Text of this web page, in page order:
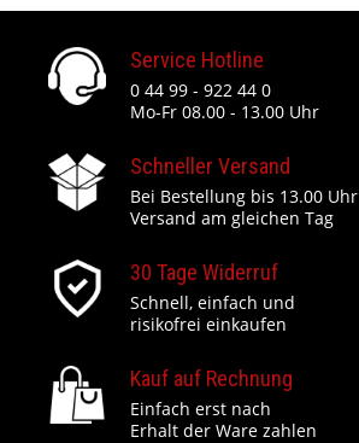
Service Hotline
0 44 99 - 922 44 0
Mo-Fr 08.00 - 13.00 Uhr
Schneller Versand
Bei Bestellung bis 13.00 Uhr
Versand am gleichen Tag
30 Tage Widerruf
Schnell, einfach und
risikofrei einkaufen
Kauf auf Rechnung
Einfach erst nach
Erhalt der Ware zahlen